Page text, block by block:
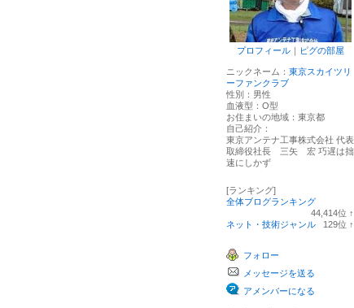
プロフィール ｜ ピグの部屋
ニックネーム： 東京スカイツリ
ーファンクラブ
性別： 男性
血液型： O型
お住まいの地域： 東京都
自己紹介：
東京アンテナ工事株式会社 代表
取締役社長 三矢 宏 巧遅は拙
速にしかず
[ランキング]
全体ブログランキング
44,414位 ↑
ネット・技術ジャンル 129位 ↑
フォロー
メッセージを送る
アメンバーになる